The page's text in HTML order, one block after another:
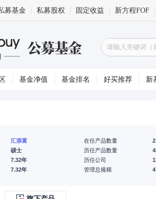
募基金 私募股权 固定收益 新方程FOF
基金净值 基金排名 好买推荐 新
汇添富
硕士
7.32年
7.32年
在任产品数量
历任产品数量
历任公司
管理总规模